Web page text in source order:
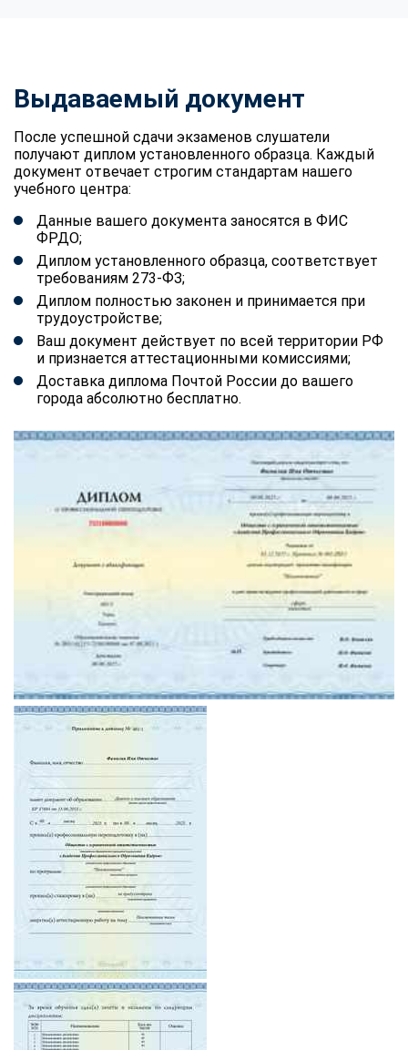
Выдаваемый документ
После успешной сдачи экзаменов слушатели
получают диплом установленного образца. Каждый
документ отвечает строгим стандартам нашего
учебного центра:
Данные вашего документа заносятся в ФИС
ФРДО;
Диплом установленного образца, соответствует
требованиям 273-ФЗ;
Диплом полностью законен и принимается при
трудоустройстве;
Ваш документ действует по всей территории РФ
и признается аттестационными комиссиями;
Доставка диплома Почтой России до вашего
города абсолютно бесплатно.